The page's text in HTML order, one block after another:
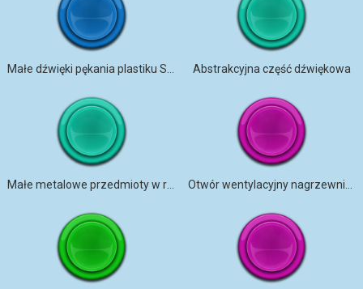
Abstrakcyjna część dźwiękowa
Małe metalowe przedmioty w ruchu